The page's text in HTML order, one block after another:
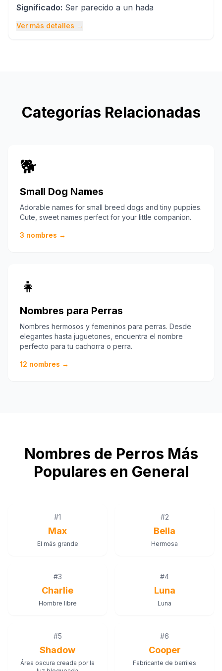
Significado: Ser parecido a un hada
Ver más detalles →
Categorías Relacionadas
🐕
Small Dog Names
Adorable names for small breed dogs and tiny puppies.
Cute, sweet names perfect for your little companion.
3 nombres →
👧
Nombres para Perras
Nombres hermosos y femeninos para perras. Desde
elegantes hasta juguetones, encuentra el nombre
perfecto para tu cachorra o perra.
12 nombres →
Nombres de Perros Más
Populares en General
#1
Max
El más grande
#2
Bella
Hermosa
#3
Charlie
Hombre libre
#4
Luna
Luna
#5
Shadow
Área oscura creada por la
#6
Cooper
Fabricante de barriles